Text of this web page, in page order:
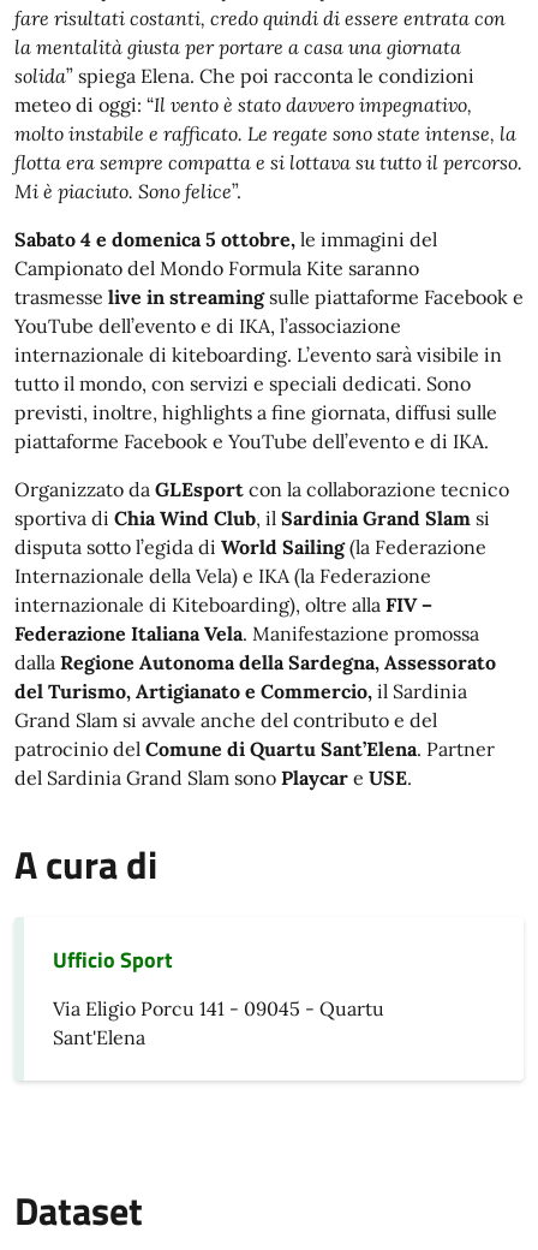
fare risultati costanti, credo quindi di essere entrata con
la mentalità giusta per portare a casa una giornata
solida” spiega Elena. Che poi racconta le condizioni
meteo di oggi: “Il vento è stato davvero impegnativo,
molto instabile e rafficato. Le regate sono state intense, la
flotta era sempre compatta e si lottava su tutto il percorso.
Mi è piaciuto. Sono felice”.
Sabato 4 e domenica 5 ottobre, le immagini del
Campionato del Mondo Formula Kite saranno
trasmesse live in streamingsulle piattaforme Facebook e
YouTube dell’evento e di IKA, l’associazione
internazionale di kiteboarding. L’evento sarà visibile in
tutto il mondo, con servizi e speciali dedicati. Sono
previsti, inoltre, highlights a fine giornata, diffusi sulle
piattaforme Facebook e YouTube dell’evento e di IKA.
Organizzato da GLEsport con la collaborazione tecnico
sportiva di Chia Wind Club, il Sardinia Grand Slam si
disputa sotto l’egida di World Sailing(la Federazione
Internazionale della Vela) e IKA (la Federazione
internazionale di Kiteboarding), oltre alla FIV –
Federazione Italiana Vela. Manifestazione promossa
dalla Regione Autonoma della Sardegna, Assessorato
del Turismo, Artigianato e Commercio, il Sardinia
Grand Slam si avvale anche del contributo e del
patrocinio del Comune di Quartu Sant’Elena. Partner
del Sardinia Grand Slam sono Playcar e USE.
A cura di
Ufficio Sport
Via Eligio Porcu 141 - 09045 - Quartu
Sant'Elena
Dataset